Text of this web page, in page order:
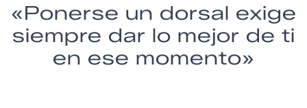
«Ponerse un dorsal exige
siempre dar lo mejor de ti
en ese momento»